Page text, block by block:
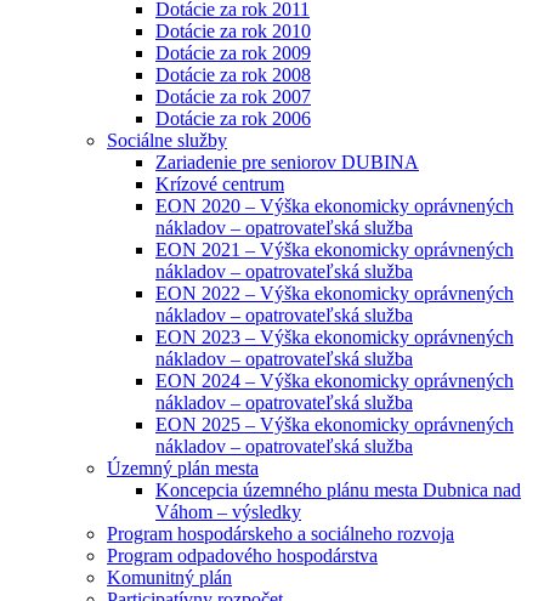
Dotácie za rok 2011
Dotácie za rok 2010
Dotácie za rok 2009
Dotácie za rok 2008
Dotácie za rok 2007
Dotácie za rok 2006
Sociálne služby
Zariadenie pre seniorov DUBINA
Krízové centrum
EON 2020 – Výška ekonomicky oprávnených
nákladov – opatrovateľská služba
EON 2021 – Výška ekonomicky oprávnených
nákladov – opatrovateľská služba
EON 2022 – Výška ekonomicky oprávnených
nákladov – opatrovateľská služba
EON 2023 – Výška ekonomicky oprávnených
nákladov – opatrovateľská služba
EON 2024 – Výška ekonomicky oprávnených
nákladov – opatrovateľská služba
EON 2025 – Výška ekonomicky oprávnených
nákladov – opatrovateľská služba
Územný plán mesta
Koncepcia územného plánu mesta Dubnica nad
Váhom – výsledky
Program hospodárskeho a sociálneho rozvoja
Program odpadového hospodárstva
Komunitný plán